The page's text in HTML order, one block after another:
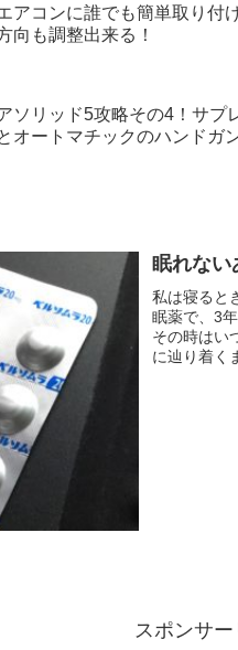
アコンに誰でも簡単取り付
向も調整出来る！
ソリッド5攻略その4！サ
オートマチックのハンドガ
眠れない
私は寝ると
眠薬で、3
その時はい
に辿り着く
スポンサー